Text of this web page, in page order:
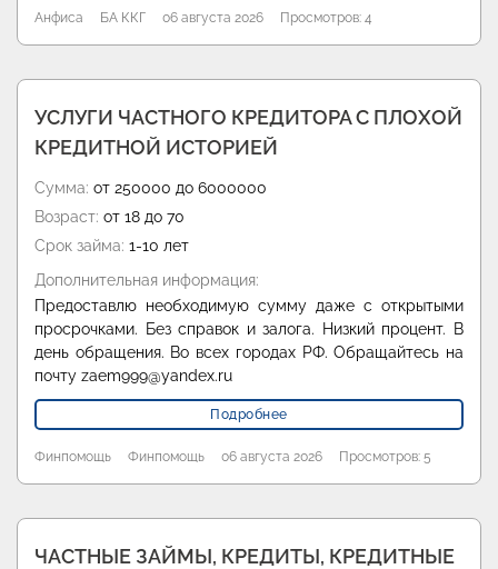
Анфиса БА ККГ 06 августа 2026 Просмотров: 4
УСЛУГИ ЧАСТНОГО КРЕДИТОРА С ПЛОХОЙ
КРЕДИТНОЙ ИСТОРИЕЙ
Сумма: от 250000 до 6000000
Возраст: от 18 до 70
Срок займа: 1-10 лет
Дополнительная информация:
Предоставлю необходимую сумму даже с открытыми
просрочками. Без справок и залога. Низкий процент. В
день обращения. Во всех городах РФ. Обращайтесь на
почту zaem999@yandex.ru
Подробнее
Финпомощь Финпомощь 06 августа 2026 Просмотров: 5
ЧАСТНЫЕ ЗАЙМЫ, КРЕДИТЫ, КРЕДИТНЫЕ